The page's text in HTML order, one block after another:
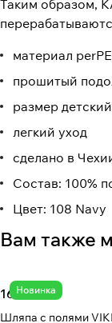
Таким образом,
материал
прошитый
размер
легкий уход
сделано в
Состав: 100%
Цвет: 108 Navy
Вам также
Новинка
16 213 ₸
Шляпа с полями